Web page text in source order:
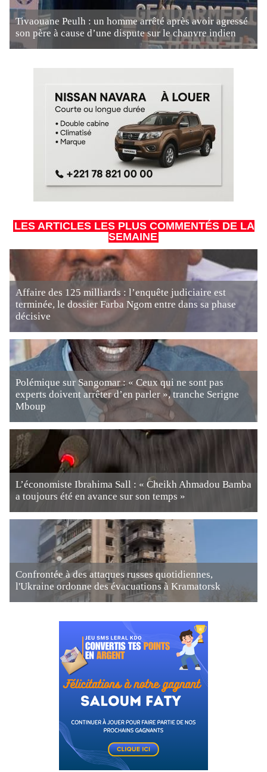
Tivaouane Peulh : un homme arrêté après avoir agressé
son père à cause d’une dispute sur le chanvre indien
LES ARTICLES LES PLUS COMMENTÉS DE LA
SEMAINE
Affaire des 125 milliards : l’enquête judiciaire est
terminée, le dossier Farba Ngom entre dans sa phase
décisive
Polémique sur Sangomar : « Ceux qui ne sont pas
experts doivent arrêter d’en parler », tranche Serigne
Mboup
L’économiste Ibrahima Sall : « Cheikh Ahmadou Bamba
a toujours été en avance sur son temps »
Confrontée à des attaques russes quotidiennes,
l'Ukraine ordonne des évacuations à Kramatorsk